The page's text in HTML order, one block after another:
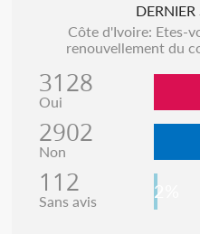
Côte d'Ivoire: Etes-
renouvellement du
3128
Oui
2902
Non
112
Sans avis 2%